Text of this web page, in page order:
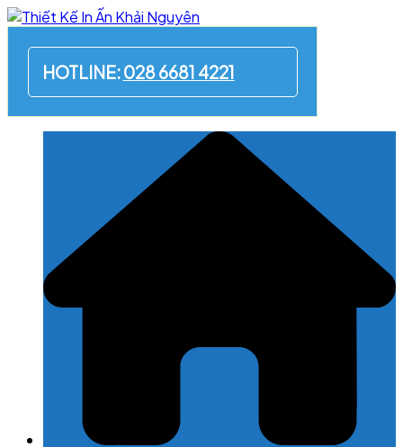
Skip
content
HOTLINE:028 6681 4221